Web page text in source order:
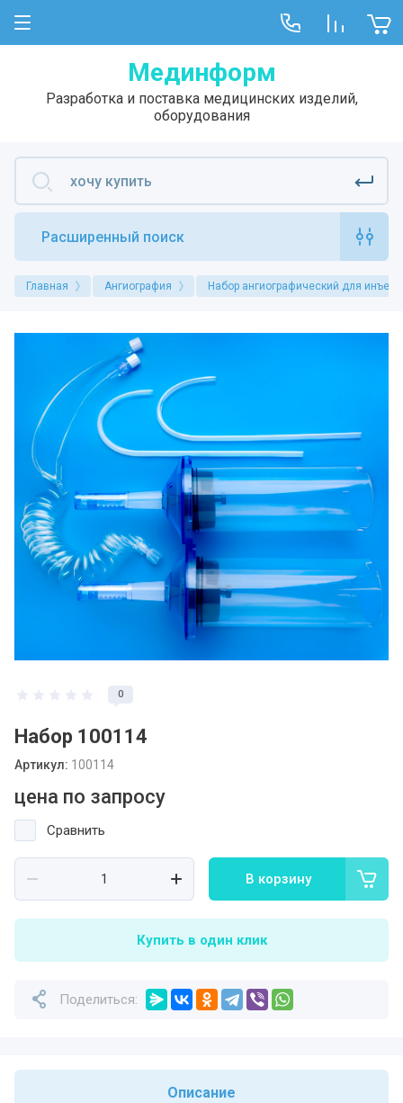
Мединформ
Разработка и поставка медицинских изделий,
оборудования
Расширенный поиск
Главная Ангиография Набор ангиографический для
0
Набор 100114
Артикул: 100114
цена по запросу
Сравнить
В корзину
Купить в один клик
Поделиться:
Описание